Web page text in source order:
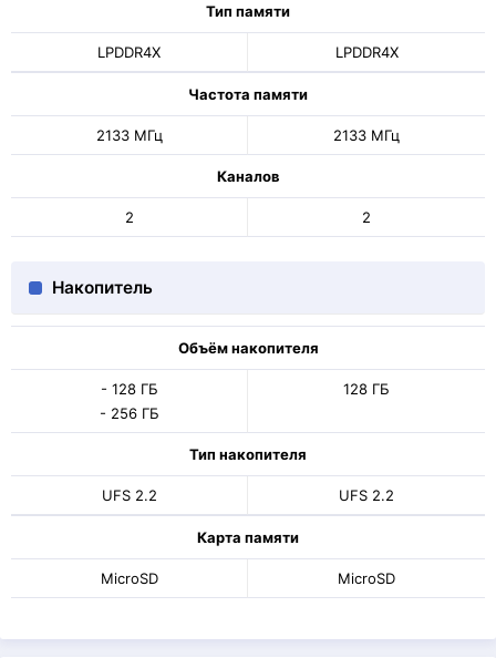
Тип памяти
LPDDR4X LPDDR4X
Частота памяти
2133 МГц 2133 МГц
Каналов
2 2
Накопитель
Объём накопителя
- 128 ГБ
- 256 ГБ
128 ГБ
Тип накопителя
UFS 2.2 UFS 2.2
Карта памяти
MicroSD MicroSD